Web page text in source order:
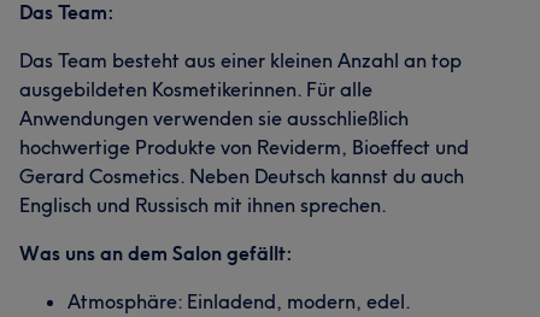
Das Team:
Das Team besteht aus einer kleinen Anzahl an top
ausgebildeten Kosmetikerinnen. Für alle
Anwendungen verwenden sie ausschließlich
hochwertige Produkte von Reviderm, Bioeffect und
Gerard Cosmetics. Neben Deutsch kannst du auch
Englisch und Russisch mit ihnen sprechen.
Was uns an dem Salon gefällt:
Atmosphäre: Einladend, modern, edel.